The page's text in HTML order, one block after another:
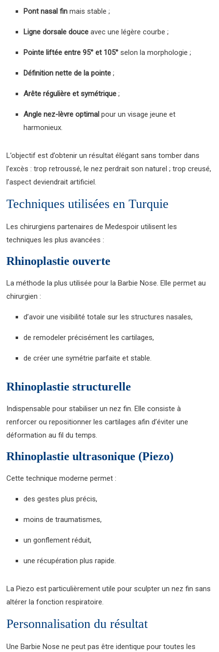
Pont nasal fin mais stable ;
Ligne dorsale douce avec une légère courbe ;
Pointe liftée entre 95° et 105° selon la morphologie ;
Définition nette de la pointe ;
Arête régulière et symétrique ;
Angle nez-lèvre optimal pour un visage jeune et
harmonieux.
L’objectif est d’obtenir un résultat élégant sans tomber dans
l’excès : trop retroussé, le nez perdrait son naturel ; trop creusé,
l’aspect deviendrait artificiel.
Techniques utilisées en Turquie
Les chirurgiens partenaires de Medespoir utilisent les
techniques les plus avancées :
Rhinoplastie ouverte
La méthode la plus utilisée pour la Barbie Nose. Elle permet au
chirurgien :
d’avoir une visibilité totale sur les structures nasales,
de remodeler précisément les cartilages,
de créer une symétrie parfaite et stable.
Rhinoplastie structurelle
Indispensable pour stabiliser un nez fin. Elle consiste à
renforcer ou repositionner les cartilages afin d’éviter une
déformation au fil du temps.
Rhinoplastie ultrasonique (Piezo)
Cette technique moderne permet :
des gestes plus précis,
moins de traumatismes,
un gonflement réduit,
une récupération plus rapide.
La Piezo est particulièrement utile pour sculpter un nez fin sans
altérer la fonction respiratoire.
Personnalisation du résultat
Une Barbie Nose ne peut pas être identique pour toutes les